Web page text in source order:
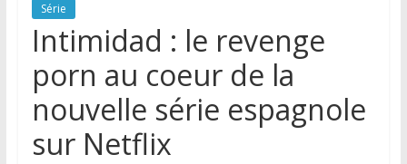
Série
Intimidad : le revenge
porn au coeur de la
nouvelle série espagnole
sur Netflix